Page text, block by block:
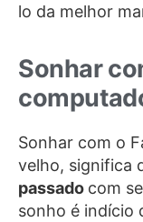
lo da melhor
Sonhar
Sonhar com o
velho, significa
passado com
sonho é indício